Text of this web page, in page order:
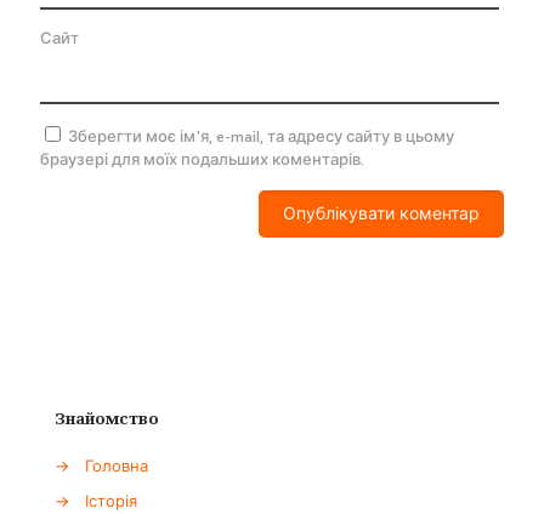
Сайт
Зберегти моє ім'я, e-mail, та адресу сайту в цьому
браузері для моїх подальших коментарів.
Знайомство
→
Головна
→
Історія